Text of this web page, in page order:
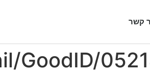
קשר
GoodID/